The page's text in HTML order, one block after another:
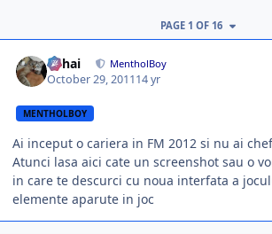
PAGE 1 OF 16
Mihai MentholBoy
October 29, 201114 yr
MENTHOLBOY
Ai inceput o cariera in FM 2012 si nu ai
Atunci lasa aici cate un screenshot sau o
in care te descurci cu noua interfata a
elemente aparute in joc